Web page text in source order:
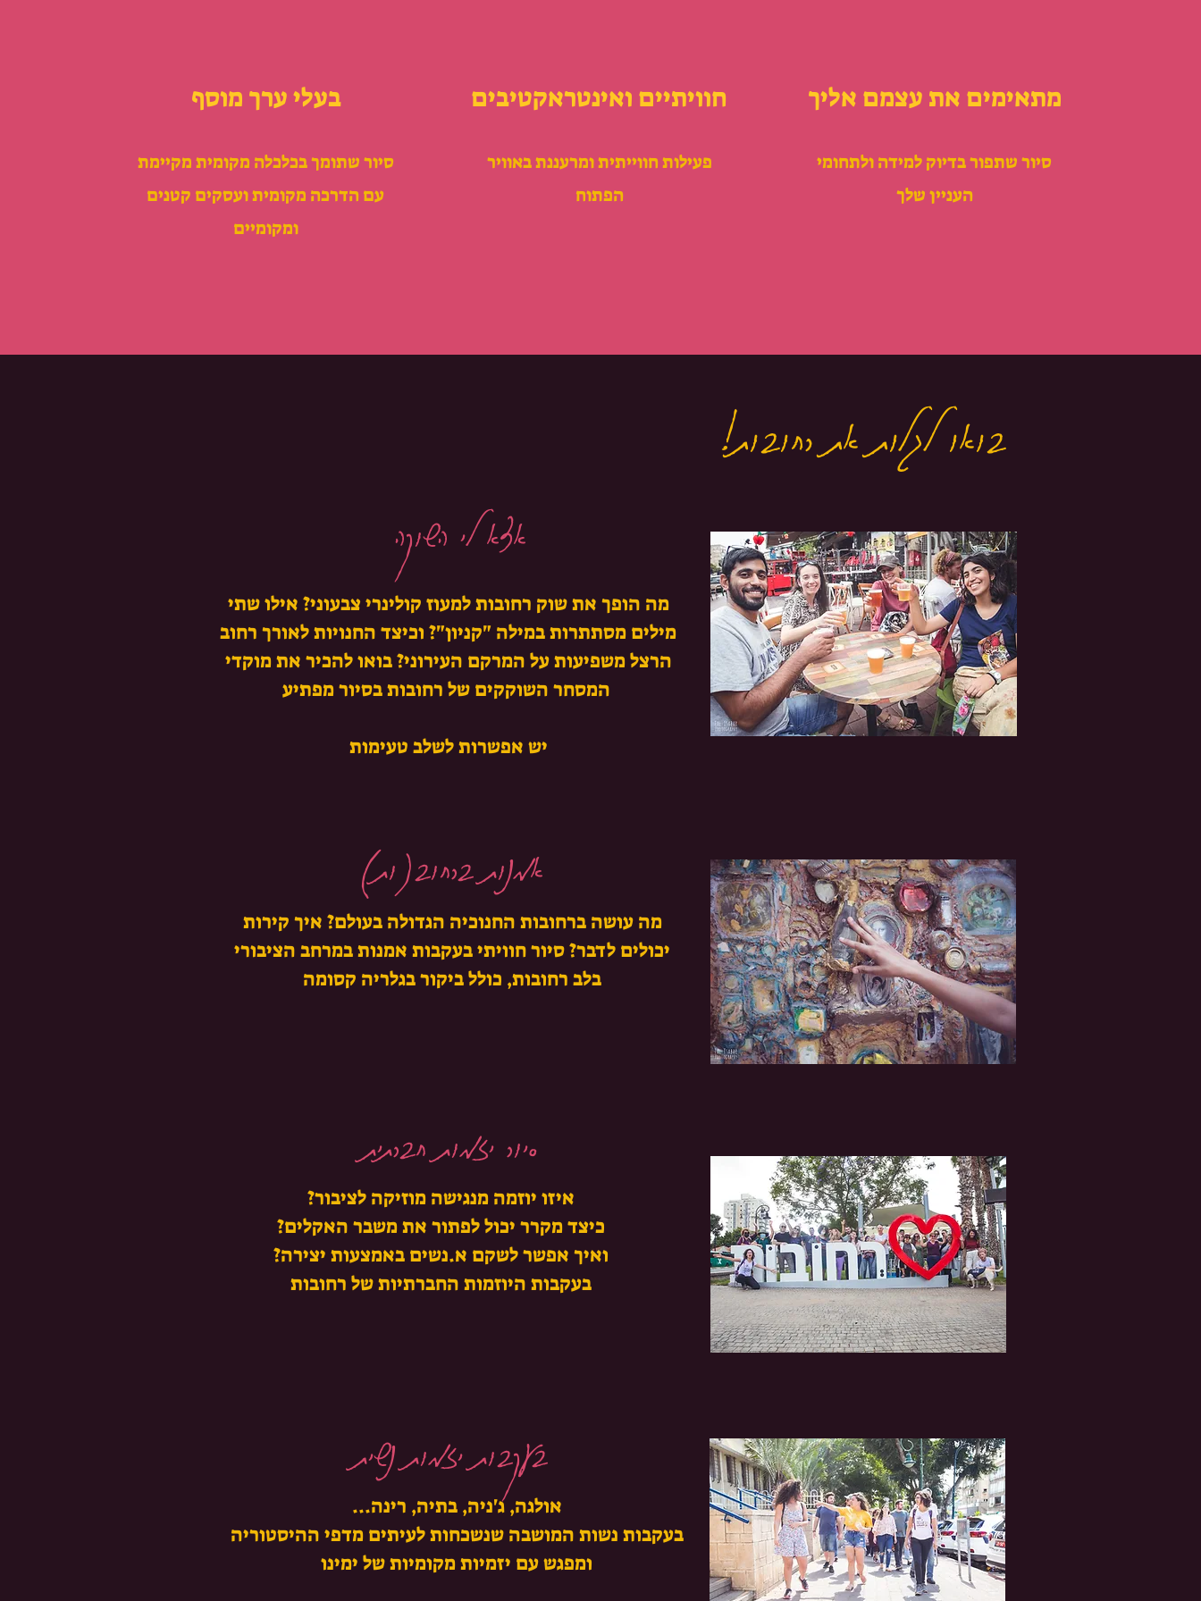
בעלי ערך מוסף
סיור שתומך בכלכלה מקומית מקיימת
עם הדרכה מקומית ועסקים קטנים
ומקומיים
חוויתיים ואינטראקטיבים
פעילות חווייתית ומרעננת באוויר
הפתוח
מתאימים את עצמם אליך
סיור שתפור בדיוק למידה ולתחומי
העניין שלך
בואו לגלות את רחובות!
אצא לי השוקה
מה הופך את שוק רחובות למעוז קולינרי צבעוני? אילו שתי
מילים מסתתרות במילה "קניון"? וכיצד החנויות לאורך רחוב
הרצל משפיעות על המרקם העירוני? בואו להכיר את מוקדי
יש אפשרות לשלב טעימות
אמנות ברחוב(ות)
מה עושה ברחובות החנוכיה הגדולה בעולם? איך קירות
יכולים לדבר? סיור חוויתי בעקבות אמנות במרחב הציבורי
בלב רחובות, כולל ביקור בגלריה קסומה
סיור יזמות חברתית
איזו יוזמה מנגישה מוזיקה לציבור?
כיצד מקרר יכול לפתור את משבר האקלים?
ואיך אפשר לשקם א.נשים באמצעות יצירה?
בעקבות היוזמות החברתיות של רחובות
בעקבות יזמות נשית
אולגה, ג'ניה, בתיה, רינה...
בעקבות נשות המושבה שנשכחות לעיתים מדפי ההיסטוריה
ומפגש עם יזמיות מקומיות של ימינו